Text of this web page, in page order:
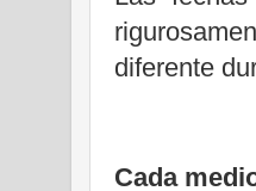
diferente
Cada